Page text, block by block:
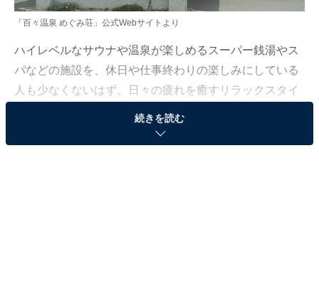
「百々温泉 めぐみ荘」公式Webサイトより
ハイレベルなサウナや温泉が楽しめるスーパー銭湯やス
パなどの施設を、休日や仕事終わりの楽しみにしている
人も少なくないはず。日々の疲れを癒すリラックスタイ
ムは、何物にも代えがたい時間ですよね。しかし、近年
では高い人気をほこる施設も多く、どこに行けばよいか
続きを読む